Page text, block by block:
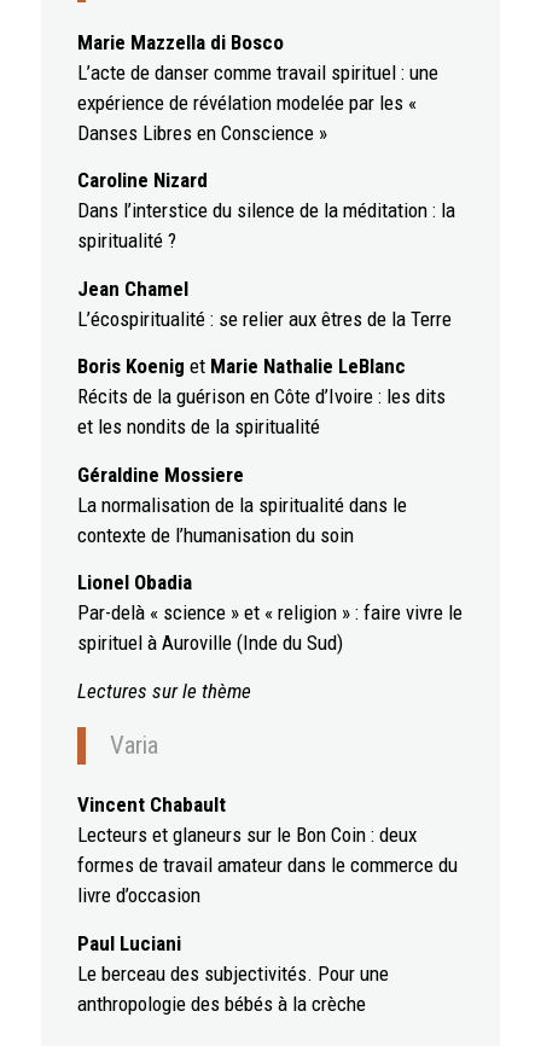
Marie Mazzella di Bosco
L’acte de danser comme travail spirituel : une
expérience de révélation modelée par les «
Danses Libres en Conscience »
Caroline Nizard
Dans l’interstice du silence de la méditation : la
spiritualité ?
Jean Chamel
L’écospiritualité : se relier aux êtres de la Terre
Boris Koenig etMarie Nathalie LeBlanc
Récits de la guérison en Côte d’Ivoire : les dits
et les nondits de la spiritualité
Géraldine Mossiere
La normalisation de la spiritualité dans le
contexte de l’humanisation du soin
Lionel Obadia
Par-delà « science » et « religion » : faire vivre le
spirituel à Auroville (Inde du Sud)
Lectures sur le thème
Varia
Vincent Chabault
Lecteurs et glaneurs sur le Bon Coin : deux
formes de travail amateur dans le commerce du
livre d’occasion
Paul Luciani
Le berceau des subjectivités. Pour une
anthropologie des bébés à la crèche